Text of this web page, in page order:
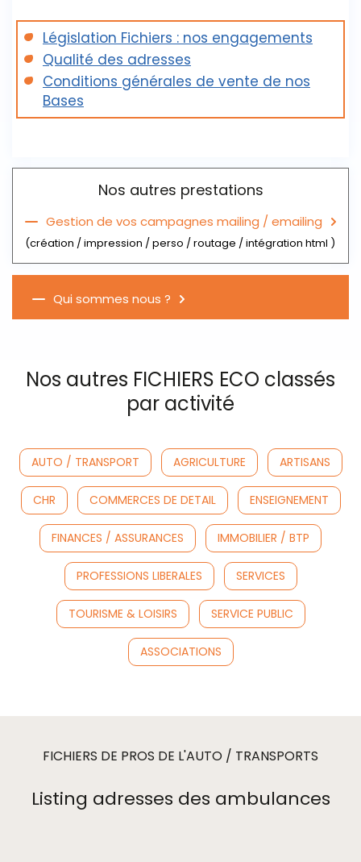
Découvrez un extrait de fichier livré en cliquant sur
le lien ci-dessous
Télécharger votre extrait du fichier des
salons de thé
Législation Fichiers : nos engagements
Qualité des adresses
Conditions générales de vente de nos
Bases
Nos autres prestations
Gestion de vos campagnes mailing / emailing
(création / impression / perso / routage / intégration html )
Qui sommes nous ?
Nos autres FICHIERS ECO classés
par activité
AUTO / TRANSPORT AGRICULTURE ARTISANS
CHR COMMERCES DE DETAIL ENSEIGNEMENT
FINANCES / ASSURANCES IMMOBILIER / BTP
PROFESSIONS LIBERALES SERVICES
TOURISME & LOISIRS SERVICE PUBLIC
ASSOCIATIONS
FICHIERS DE PROS DE L'AUTO / TRANSPORTS
Listing adresses des ambulances